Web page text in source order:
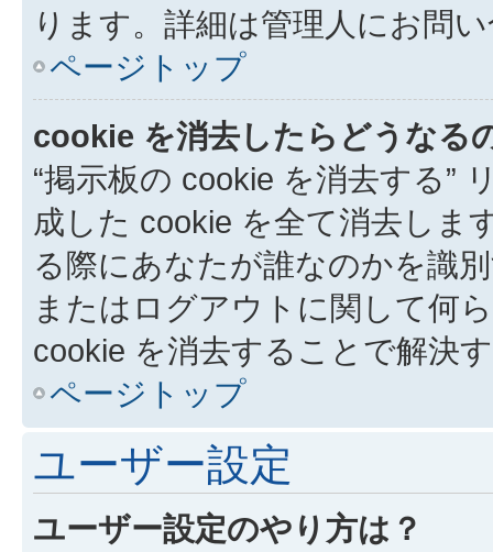
ります。詳細は管理人にお問
ページトップ
cookie を消去したらどうなる
“掲示板の cookie を消去する”
成した cookie を全て消去しま
る際にあなたが誰なのかを識
またはログアウトに関して何
cookie を消去することで解決
ページトップ
ユーザー設定
ユーザー設定のやり方は？